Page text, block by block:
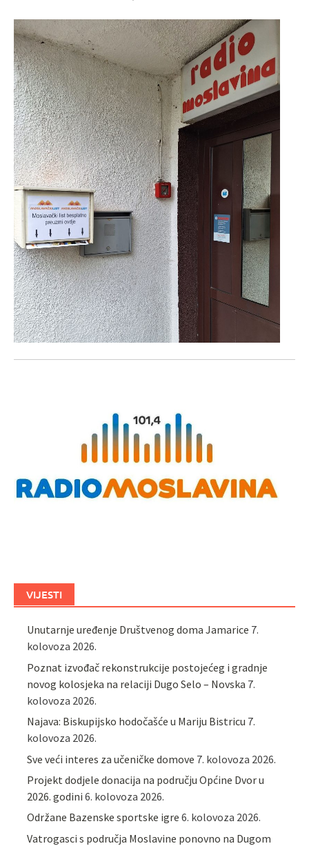
VIJESTI
Unutarnje uređenje Društvenog doma Jamarice 7.
kolovoza 2026.
Poznat izvođač rekonstrukcije postojećeg i gradnje
novog kolosjeka na relaciji Dugo Selo – Novska 7.
kolovoza 2026.
Najava: Biskupijsko hodočašće u Mariju Bistricu 7.
kolovoza 2026.
Sve veći interes za učeničke domove 7. kolovoza 2026.
Projekt dodjele donacija na području Općine Dvor u
2026. godini 6. kolovoza 2026.
Održane Bazenske sportske igre 6. kolovoza 2026.
Vatrogasci s područja Moslavine ponovno na Dugom